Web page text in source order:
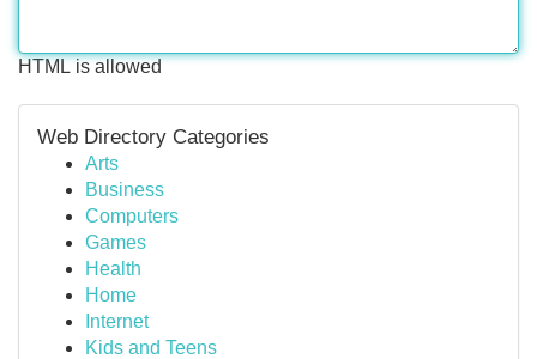
HTML is allowed
Web Directory Categories
Arts
Business
Computers
Games
Health
Home
Internet
Kids and Teens